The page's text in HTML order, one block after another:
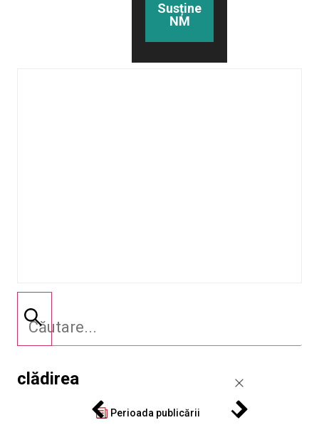
Susține
NM
clădirea
Perioada publicării